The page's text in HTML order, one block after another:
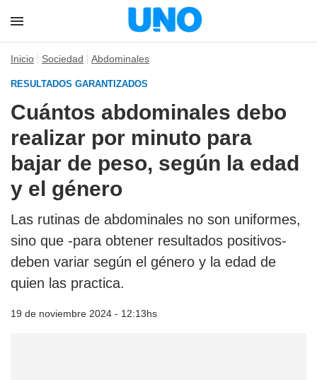
Inicio Sociedad Abdominales
RESULTADOS GARANTIZADOS
Cuántos abdominales debo
realizar por minuto para
bajar de peso, según la edad
y el género
Las rutinas de abdominales no son uniformes,
sino que -para obtener resultados positivos-
deben variar según el género y la edad de
quien las practica.
19 de noviembre 2024 - 12:13hs